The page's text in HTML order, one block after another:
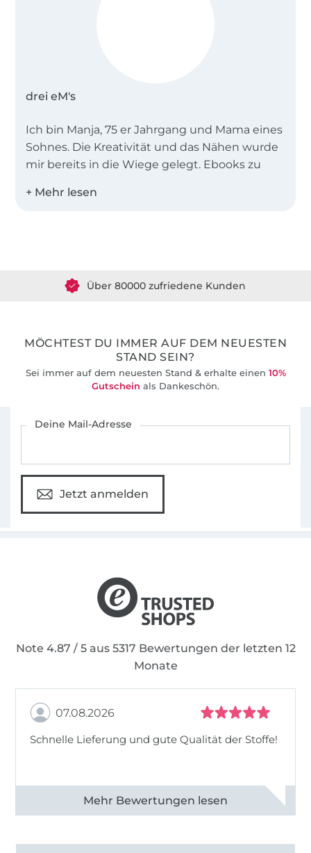
drei eM's
Ich bin Manja, 75 er Jahrgang und Mama eines
Sohnes. Die Kreativität und das Nähen wurde
mir bereits in die Wiege gelegt. Ebooks zu
Leidenschaft.
MÖCHTEST DU IMMER AUF DEM NEUESTEN
STAND SEIN?
Sei immer auf dem neuesten Stand & erhalte einen 10%
Gutschein als Dankeschön.
Deine Mail-Adresse
Jetzt anmelden
Note 4.87 / 5 aus 5317 Bewertungen der letzten 12
Monate
07.08.2026
Schnelle Lieferung und gute Qualität der Stoffe!
Alle 82990 Bewertungen ansehen